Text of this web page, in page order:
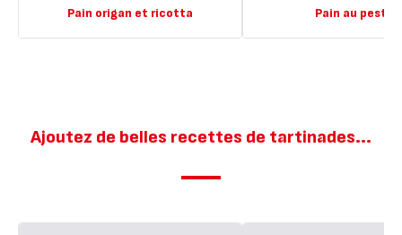
Pain origan et ricotta Pain au pesto
Ajoutez de belles recettes de tartinades...